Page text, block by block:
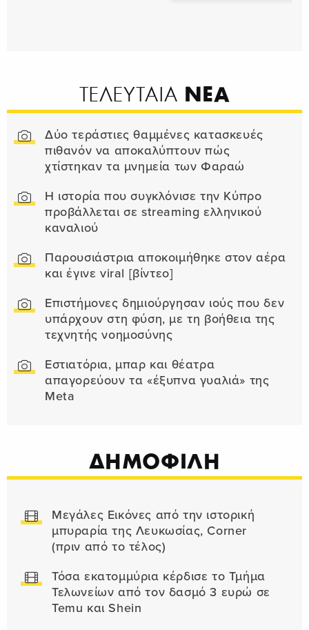
ΤΕΛΕΥΤΑΙΑ ΝΕΑ
Δύο τεράστιες θαμμένες κατασκευές
πιθανόν να αποκαλύπτουν πώς
χτίστηκαν τα μνημεία των Φαραώ
Η ιστορία που συγκλόνισε την Κύπρο
προβάλλεται σε streaming ελληνικού
καναλιού
Παρουσιάστρια αποκοιμήθηκε στον αέρα
και έγινε viral [βίντεο]
Επιστήμονες δημιούργησαν ιούς που δεν
υπάρχουν στη φύση, με τη βοήθεια της
τεχνητής νοημοσύνης
Εστιατόρια, μπαρ και θέατρα
απαγορεύουν τα «έξυπνα γυαλιά» της
Meta
ΔΗΜΟΦΙΛΗ
Μεγάλες Εικόνες από την ιστορική
μπυραρία της Λευκωσίας, Corner
(πριν από το τέλος)
Τόσα εκατομμύρια κέρδισε το Τμήμα
Τελωνείων από τον δασμό 3 ευρώ σε
Temu και Shein